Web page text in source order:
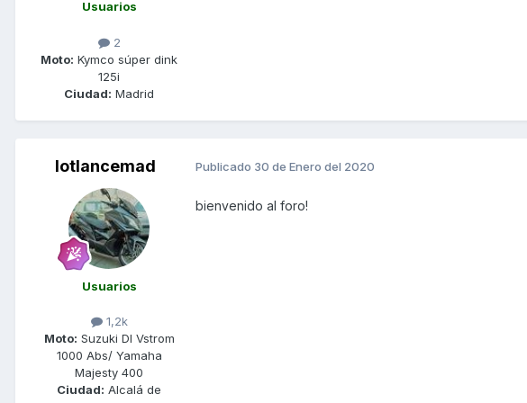
Usuarios
2
Moto: Kymco súper dink
125i
Ciudad: Madrid
lotlancemad
Usuarios
1,2k
Moto: Suzuki Dl Vstrom
1000 Abs/ Yamaha
Majesty 400
Ciudad: Alcalá de
Publicado 30 de Enero del 2020
bienvenido al foro!